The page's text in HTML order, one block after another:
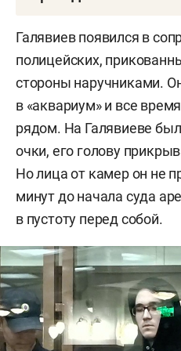
11 мая прошлого года.
вошел в здание
до 9-го класса, привел в
самодельное взрывное
не менее 30 выстрелов
утверждает
выстрел пришелся в
работника
Мулланура
Вахтер
Таскира
успела нажать
под столом.
Когда в школе начались
гимназииАмина Валеева
Галявиев появился в
полицейских,
стороны наручниками.
в «аквариум» и все
рядом. На Галявиеве
очки, его голову
Но лица от камер он не
минут до начала суда
в пустоту перед собой.